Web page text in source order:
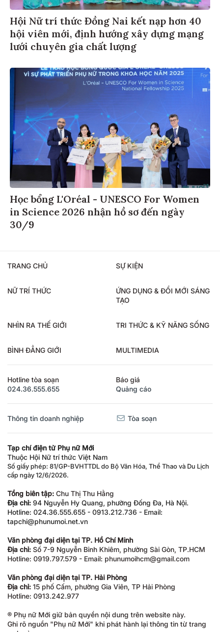
Hội Nữ trí thức Đồng Nai kết nạp hơn 40
hội viên mới, định hướng xây dựng mạng
lưới chuyên gia chất lượng
Học bổng L'Oréal - UNESCO For Women
in Science 2026 nhận hồ sơ đến ngày
30/9
TRANG CHỦ SỰ KIỆN
NỮ TRÍ THỨC
ỨNG DỤNG & ĐỔI MỚI SÁNG
TẠO
NHÌN RA THẾ GIỚI TRI THỨC & KỸ NĂNG SỐNG
BÌNH ĐẲNG GIỚI MULTIMEDIA
Hotline tòa soạn
024.36.555.655
Báo giá
Quảng cáo
Thông tin doanh nghiệp Tòa soạn
Tạp chí điện tử Phụ nữ Mới
Thuộc Hội Nữ trí thức Việt Nam
Số giấy phép: 81/GP-BVHTTDL do Bộ Văn Hóa, Thể Thao và Du Lịch
cấp ngày 12/6/2026.
Tổng biên tập: Chu Thị Thu Hằng
Địa chỉ: 94 Nguyễn Hy Quang, phường Đống Đa, Hà Nội.
Hotline: 024.36.555.655 - 0913.212.736 - Email:
tapchi@phunumoi.net.vn
Văn phòng đại diện tại TP. Hồ Chí Minh
Địa chỉ: Số 7-9 Nguyễn Bỉnh Khiêm, phường Sài Gòn, TP.HCM
Hotline: 0919.797.579 - Email: phunumoihcm@gmail.com
Văn phòng đại diện tại TP. Hải Phòng
Địa chỉ: 15 phố Cấm, phường Gia Viên, TP Hải Phòng
Hotline: 0913.242.977
® Phụ nữ Mới giữ bản quyền nội dung trên website này.
Ghi rõ nguồn "Phụ nữ Mới" khi phát hành lại thông tin từ trang